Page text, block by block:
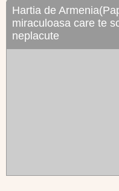
Hartia de
miraculoasa care te
neplacute